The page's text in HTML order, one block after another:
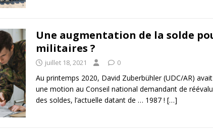
Une augmentation de la solde
militaires ?
juillet 18, 2021 0
Au printemps 2020, David Zuberbühler (UDC/AR)
une motion au Conseil national demandant de
des soldes, l’actuelle datant de … 1987 ! […]